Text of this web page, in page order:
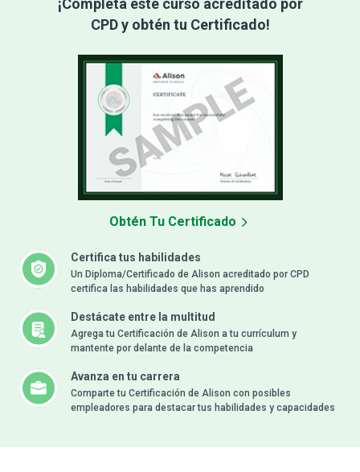
¡Completa este curso acreditado por
CPD y obtén tu Certificado!
Certifica tus habilidades
Un Diploma/Certificado de Alison acreditado por CPD
certifica las habilidades que has aprendido
Destácate entre la multitud
Agrega tu Certificación de Alison a tu currículum y
mantente por delante de la competencia
Avanza en tu carrera
Comparte tu Certificación de Alison con posibles
empleadores para destacar tus habilidades y capacidades
Obtén Tu Certificado